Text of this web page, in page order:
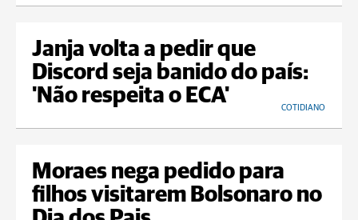
Janja volta a pedir que
Discord seja banido do país:
'Não respeita o ECA'
COTIDIANO
Moraes nega pedido para
filhos visitarem Bolsonaro no